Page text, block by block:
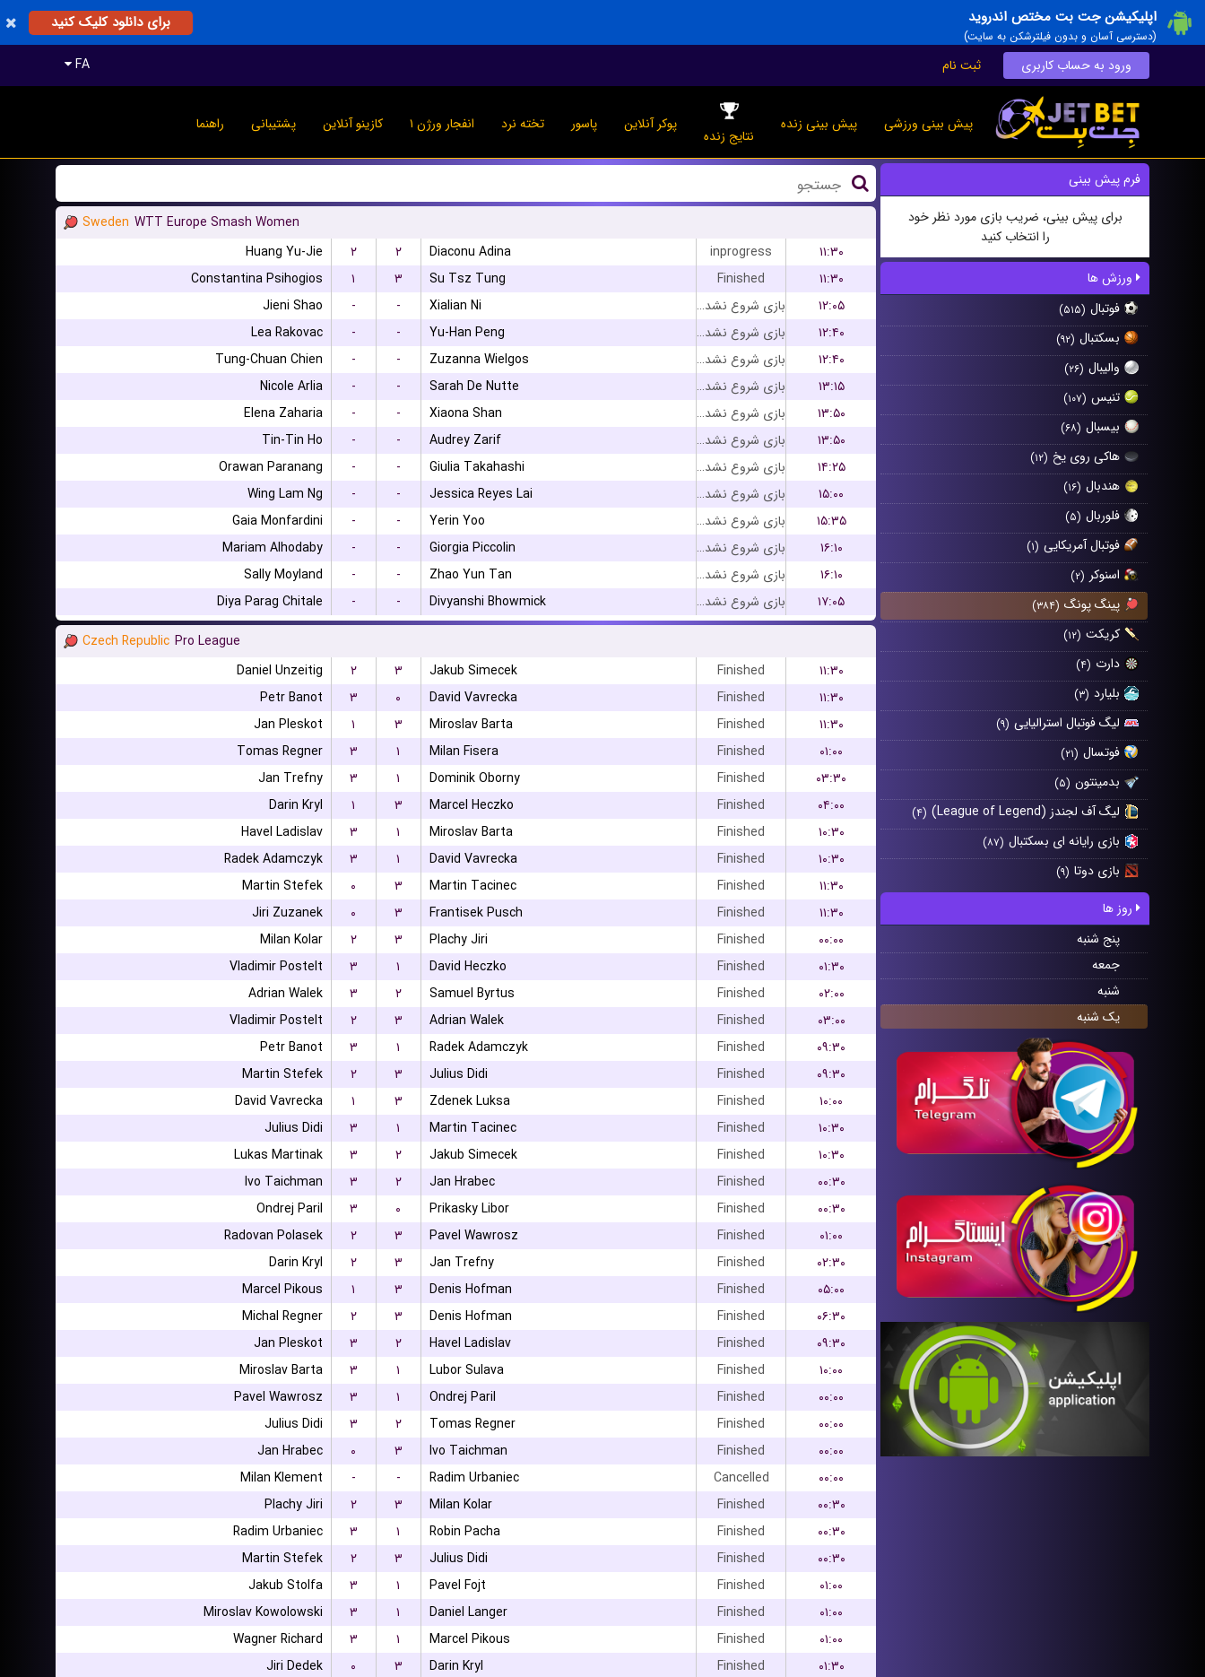
اپلیکیشن جت بت مختص اندروید
(دسترسی آسان و بدون فیلترشکن به سایت)
برای دانلود کلیک کنید
FA ورود به حساب کاربری ثبت نام
پیش بینی ورزشی پیش بینی زنده
نتایج زنده
پوکر آنلاین پاسور تخته نرد انفجار ورژن ۱ کازینو آنلاین پشتیبانی راهنما
فرم پیش بینی
برای پیش بینی، ضریب بازی مورد نظر خود
را انتخاب کنید
ورزش ها
فوتبال (۵۱۵)
بسکتبال (۹۲)
والیبال (۲۶)
تنیس (۱۰۷)
بیسبال (۶۸)
هاکی روی یخ (۱۲)
هندبال (۱۶)
فلوربال (۵)
فوتبال آمریکایی (۱)
اسنوکر (۲)
پینگ پونگ (۳۸۴)
کریکت (۱۲)
دارت (۴)
بلیارد (۳)
لیگ فوتبال استرالیایی (۹)
فوتسال (۲۱)
بدمینتون (۵)
لیگ آف لجندز (League of Legend) (۴)
بازی رایانه ای بسکتبال (۸۷)
بازی دوتا (۹)
روز ها
پنج شنبه
جمعه
شنبه
یک شنبه
Sweden WTT Europe Smash Women
Huang Yu-Jie
۲ ۲ Diaconu Adina inprogress
۱۱:۳۰
Constantina Psihogios
۱ ۳ Su Tsz Tung Finished
۱۱:۳۰
Jieni Shao
- - Xialian Ni بازی شروع نشده است
۱۲:۰۵
Lea Rakovac
- - Yu-Han Peng بازی شروع نشده است
۱۲:۴۰
Tung-Chuan Chien
- - Zuzanna Wielgos بازی شروع نشده است
۱۲:۴۰
Nicole Arlia
- - Sarah De Nutte بازی شروع نشده است
۱۳:۱۵
Elena Zaharia
- - Xiaona Shan بازی شروع نشده است
۱۳:۵۰
Tin-Tin Ho
- - Audrey Zarif بازی شروع نشده است
۱۳:۵۰
Orawan Paranang
- - Giulia Takahashi بازی شروع نشده است
۱۴:۲۵
Wing Lam Ng
- - Jessica Reyes Lai بازی شروع نشده است
۱۵:۰۰
Gaia Monfardini
- - Yerin Yoo بازی شروع نشده است
۱۵:۳۵
Mariam Alhodaby
- - Giorgia Piccolin بازی شروع نشده است
۱۶:۱۰
Sally Moyland
- - Zhao Yun Tan بازی شروع نشده است
۱۶:۱۰
Diya Parag Chitale
- - Divyanshi Bhowmick بازی شروع نشده است
۱۷:۰۵
Czech Republic Pro League
Daniel Unzeitig
۲ ۳ Jakub Simecek Finished
۱۱:۳۰
Petr Banot
۳ ۰ David Vavrecka Finished
۱۱:۳۰
Jan Pleskot
۱ ۳ Miroslav Barta Finished
۱۱:۳۰
Tomas Regner
۳ ۱ Milan Fisera Finished
۰۱:۰۰
Jan Trefny
۳ ۱ Dominik Oborny Finished
۰۳:۳۰
Darin Kryl
۱ ۳ Marcel Heczko Finished
۰۴:۰۰
Havel Ladislav
۳ ۱ Miroslav Barta Finished
۱۰:۳۰
Radek Adamczyk
۳ ۱ David Vavrecka Finished
۱۰:۳۰
Martin Stefek
۰ ۳ Martin Tacinec Finished
۱۱:۳۰
Jiri Zuzanek
۰ ۳ Frantisek Pusch Finished
۱۱:۳۰
Milan Kolar
۲ ۳ Plachy Jiri Finished
۰۰:۰۰
Vladimir Postelt
۳ ۱ David Heczko Finished
۰۱:۳۰
Adrian Walek
۳ ۲ Samuel Byrtus Finished
۰۲:۰۰
Vladimir Postelt
۲ ۳ Adrian Walek Finished
۰۳:۰۰
Petr Banot
۳ ۱ Radek Adamczyk Finished
۰۹:۳۰
Martin Stefek
۲ ۳ Julius Didi Finished
۰۹:۳۰
David Vavrecka
۱ ۳ Zdenek Luksa Finished
۱۰:۰۰
Julius Didi
۳ ۱ Martin Tacinec Finished
۱۰:۳۰
Lukas Martinak
۳ ۲ Jakub Simecek Finished
۱۰:۳۰
Ivo Taichman
۳ ۲ Jan Hrabec Finished
۰۰:۳۰
Ondrej Paril
۳ ۰ Prikasky Libor Finished
۰۰:۳۰
Radovan Polasek
۲ ۳ Pavel Wawrosz Finished
۰۱:۰۰
Darin Kryl
۲ ۳ Jan Trefny Finished
۰۲:۳۰
Marcel Pikous
۱ ۳ Denis Hofman Finished
۰۵:۰۰
Michal Regner
۲ ۳ Denis Hofman Finished
۰۶:۳۰
Jan Pleskot
۳ ۲ Havel Ladislav Finished
۰۹:۳۰
Miroslav Barta
۳ ۱ Lubor Sulava Finished
۱۰:۰۰
Pavel Wawrosz
۳ ۱ Ondrej Paril Finished
۰۰:۰۰
Julius Didi
۳ ۲ Tomas Regner Finished
۰۰:۰۰
Jan Hrabec
۰ ۳ Ivo Taichman Finished
۰۰:۰۰
Milan Klement
- - Radim Urbaniec Cancelled
۰۰:۰۰
Plachy Jiri
۲ ۳ Milan Kolar Finished
۰۰:۳۰
Radim Urbaniec
۳ ۱ Robin Pacha Finished
۰۰:۳۰
Martin Stefek
۲ ۳ Julius Didi Finished
۰۰:۳۰
Jakub Stolfa
۳ ۱ Pavel Fojt Finished
۰۱:۰۰
Miroslav Kowolowski
۳ ۱ Daniel Langer Finished
۰۱:۰۰
Wagner Richard
۳ ۱ Marcel Pikous Finished
۰۱:۰۰
Jiri Dedek
۰ ۳ Darin Kryl Finished
۰۱:۳۰